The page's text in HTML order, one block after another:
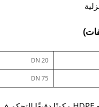
DN 20
DN 75